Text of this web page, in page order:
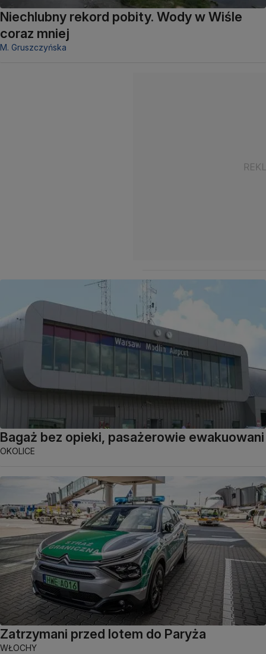
Niechlubny rekord pobity. Wody w Wiśle
coraz mniej
M. Gruszczyńska
Bagaż bez opieki, pasażerowie ewakuowani
OKOLICE
Zatrzymani przed lotem do Paryża
WŁOCHY